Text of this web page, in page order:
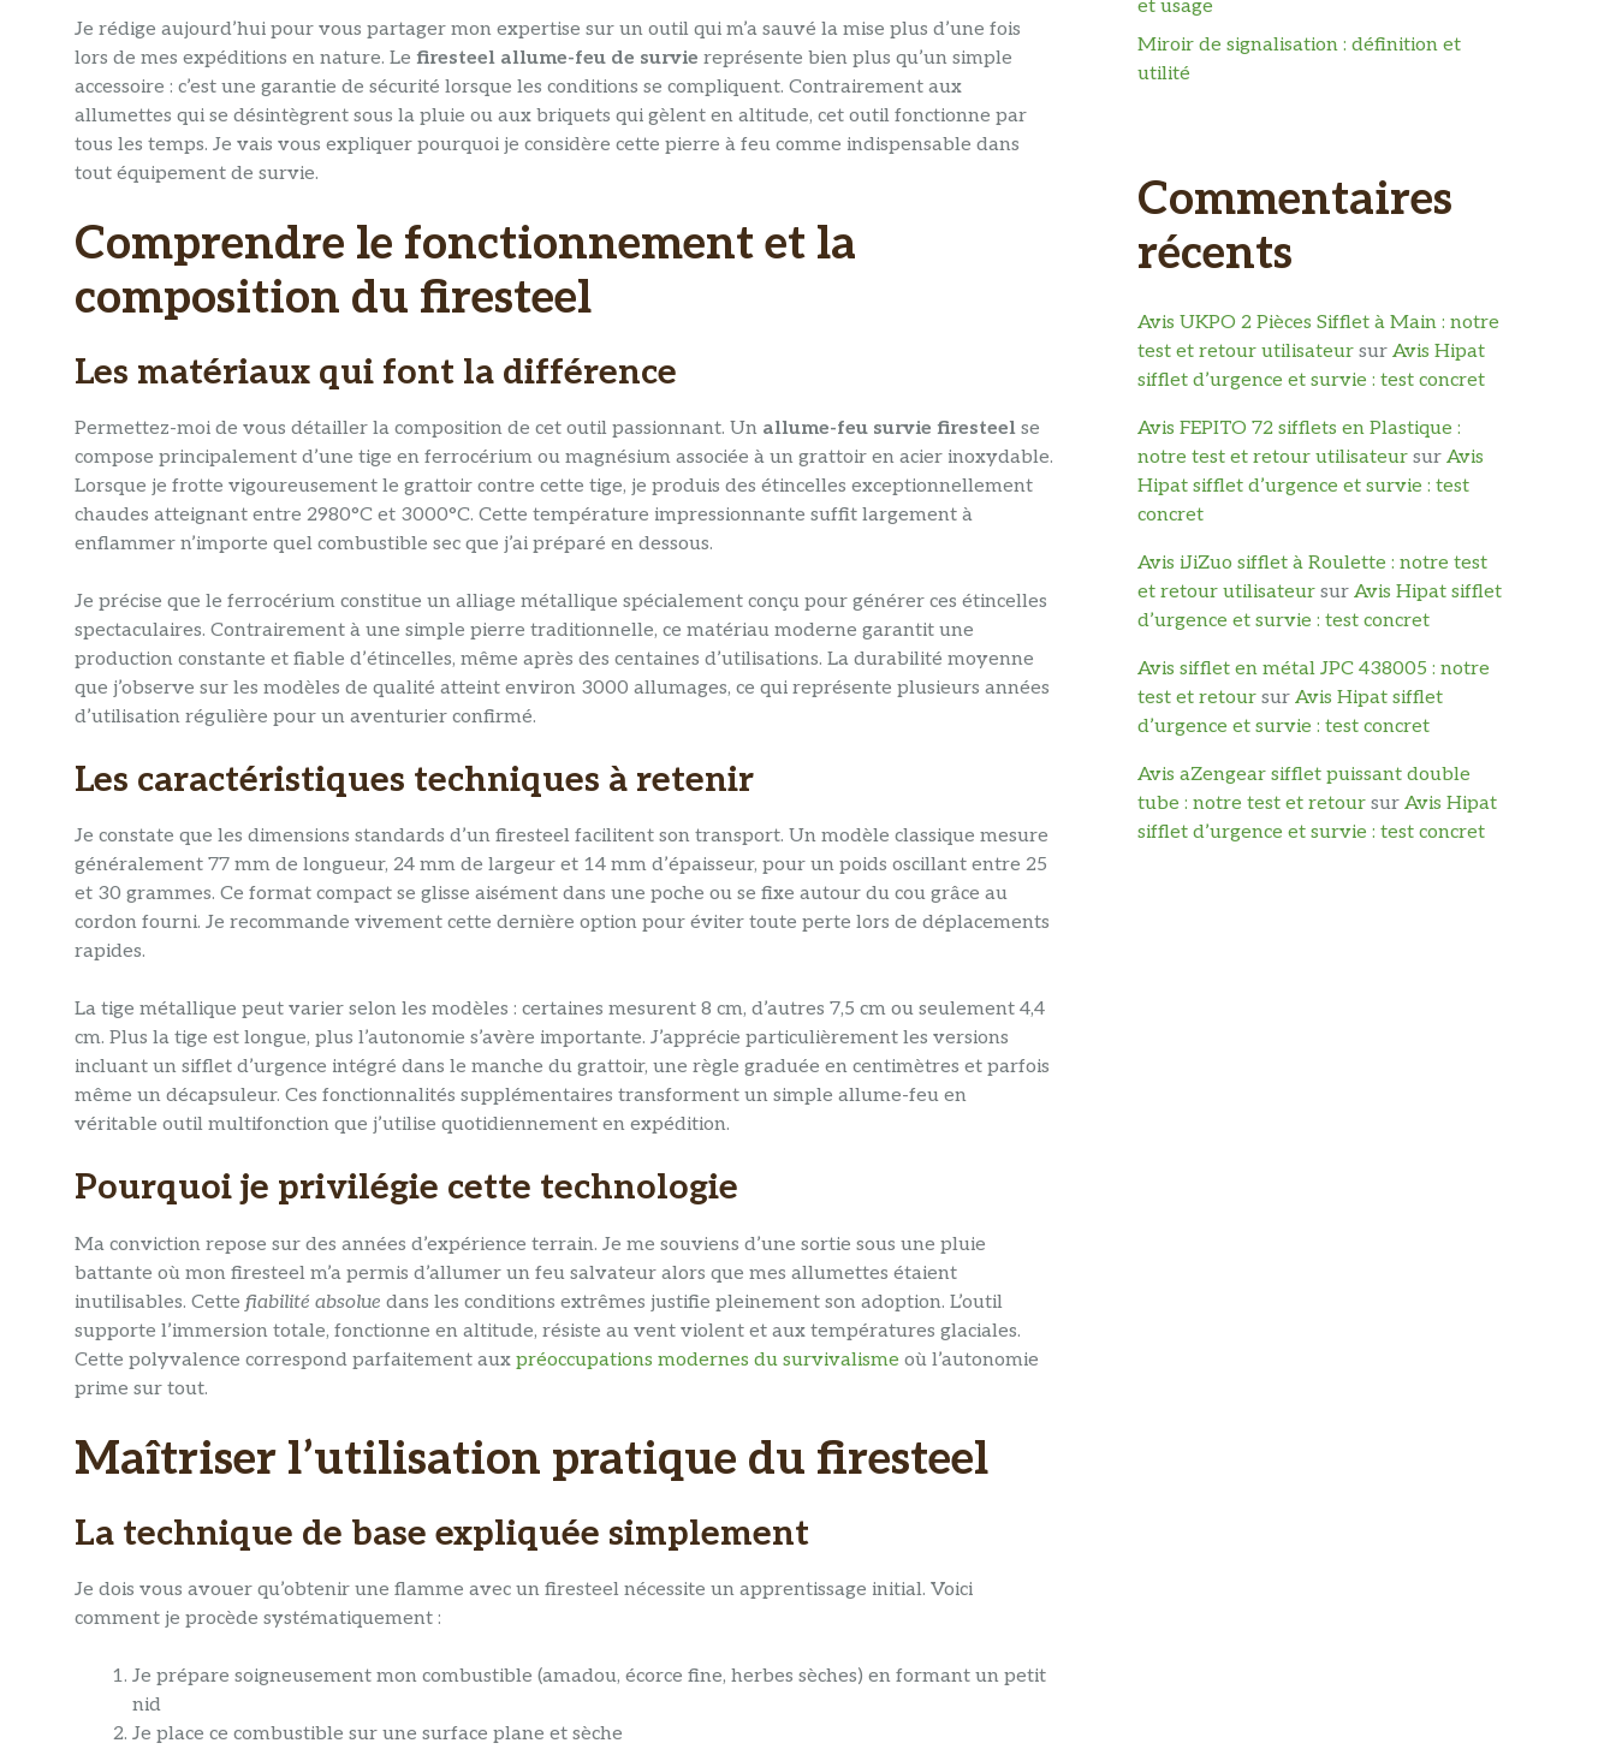
Je rédige aujourd’hui pour vous partager mon expertise sur un outil qui m’a sauvé la mise plus d’une fois
lors de mes expéditions en nature. Le firesteel allume-feu de survie représente bien plus qu’un simple
accessoire : c’est une garantie de sécurité lorsque les conditions se compliquent. Contrairement aux
allumettes qui se désintègrent sous la pluie ou aux briquets qui gèlent en altitude, cet outil fonctionne par
tous les temps. Je vais vous expliquer pourquoi je considère cette pierre à feu comme indispensable dans
tout équipement de survie.
Comprendre le fonctionnement et la
composition du firesteel
Les matériaux qui font la différence
Permettez-moi de vous détailler la composition de cet outil passionnant. Un allume-feu survie firesteel se
compose principalement d’une tige en ferrocérium ou magnésium associée à un grattoir en acier inoxydable.
Lorsque je frotte vigoureusement le grattoir contre cette tige, je produis des étincelles exceptionnellement
chaudes atteignant entre 2980°C et 3000°C. Cette température impressionnante suffit largement à
enflammer n’importe quel combustible sec que j’ai préparé en dessous.
Je précise que le ferrocérium constitue un alliage métallique spécialement conçu pour générer ces étincelles
spectaculaires. Contrairement à une simple pierre traditionnelle, ce matériau moderne garantit une
production constante et fiable d’étincelles, même après des centaines d’utilisations. La durabilité moyenne
que j’observe sur les modèles de qualité atteint environ 3000 allumages, ce qui représente plusieurs années
d’utilisation régulière pour un aventurier confirmé.
Les caractéristiques techniques à retenir
Je constate que les dimensions standards d’un firesteel facilitent son transport. Un modèle classique mesure
généralement 77 mm de longueur, 24 mm de largeur et 14 mm d’épaisseur, pour un poids oscillant entre 25
et 30 grammes. Ce format compact se glisse aisément dans une poche ou se fixe autour du cou grâce au
cordon fourni. Je recommande vivement cette dernière option pour éviter toute perte lors de déplacements
rapides.
La tige métallique peut varier selon les modèles : certaines mesurent 8 cm, d’autres 7,5 cm ou seulement 4,4
cm. Plus la tige est longue, plus l’autonomie s’avère importante. J’apprécie particulièrement les versions
incluant un sifflet d’urgence intégré dans le manche du grattoir, une règle graduée en centimètres et parfois
même un décapsuleur. Ces fonctionnalités supplémentaires transforment un simple allume-feu en
véritable outil multifonction que j’utilise quotidiennement en expédition.
Pourquoi je privilégie cette technologie
Ma conviction repose sur des années d’expérience terrain. Je me souviens d’une sortie sous une pluie
battante où mon firesteel m’a permis d’allumer un feu salvateur alors que mes allumettes étaient
inutilisables. Cette fiabilité absolue dans les conditions extrêmes justifie pleinement son adoption. L’outil
supporte l’immersion totale, fonctionne en altitude, résiste au vent violent et aux températures glaciales.
Cette polyvalence correspond parfaitement aux préoccupations modernes du survivalisme où l’autonomie
prime sur tout.
Maîtriser l’utilisation pratique du firesteel
La technique de base expliquée simplement
Je dois vous avouer qu’obtenir une flamme avec un firesteel nécessite un apprentissage initial. Voici
comment je procède systématiquement :
Je prépare soigneusement mon combustible (amadou, écorce fine, herbes sèches) en formant un petit
nid
Je place ce combustible sur une surface plane et sèche
et usage
Miroir de signalisation : définition et
utilité
Commentaires
récents
Avis UKPO 2 Pièces Sifflet à Main : notre
test et retour utilisateur sur Avis Hipat
sifflet d’urgence et survie : test concret
Avis FEPITO 72 sifflets en Plastique :
notre test et retour utilisateur sur Avis
Hipat sifflet d’urgence et survie : test
concret
Avis iJiZuo sifflet à Roulette : notre test
et retour utilisateur sur Avis Hipat sifflet
d’urgence et survie : test concret
Avis sifflet en métal JPC 438005 : notre
test et retour sur Avis Hipat sifflet
d’urgence et survie : test concret
Avis aZengear sifflet puissant double
tube : notre test et retour sur Avis Hipat
sifflet d’urgence et survie : test concret